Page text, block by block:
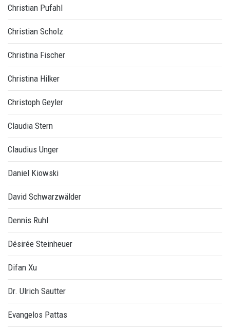
Christian Pufahl
Christian Scholz
Christina Fischer
Christina Hilker
Christoph Geyler
Claudia Stern
Claudius Unger
Daniel Kiowski
David Schwarzwälder
Dennis Ruhl
Désirée Steinheuer
Difan Xu
Dr. Ulrich Sautter
Evangelos Pattas